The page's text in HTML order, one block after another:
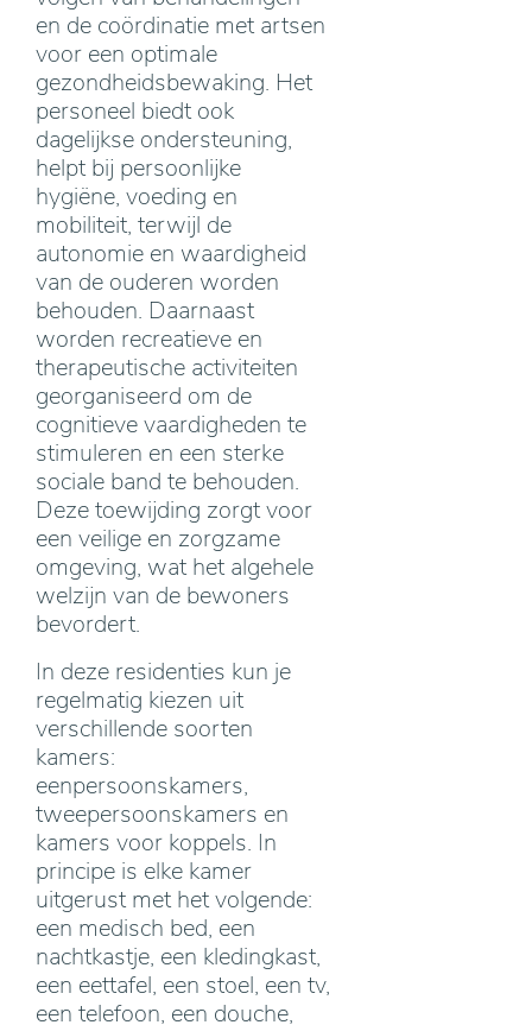
en de coördinatie met artsen
voor een optimale
gezondheidsbewaking. Het
personeel biedt ook
dagelijkse ondersteuning,
helpt bij persoonlijke
hygiëne, voeding en
mobiliteit, terwijl de
autonomie en waardigheid
van de ouderen worden
behouden. Daarnaast
worden recreatieve en
therapeutische activiteiten
georganiseerd om de
cognitieve vaardigheden te
stimuleren en een sterke
sociale band te behouden.
Deze toewijding zorgt voor
een veilige en zorgzame
omgeving, wat het algehele
welzijn van de bewoners
bevordert.
In deze residenties kun je
regelmatig kiezen uit
verschillende soorten
kamers:
eenpersoonskamers,
tweepersoonskamers en
kamers voor koppels. In
principe is elke kamer
uitgerust met het volgende:
een medisch bed, een
nachtkastje, een kledingkast,
een eettafel, een stoel, een tv,
een telefoon, een douche,